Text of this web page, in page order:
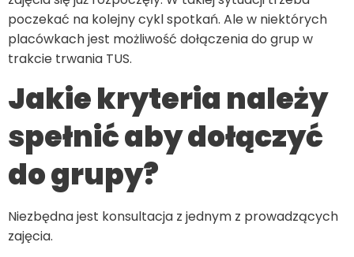
poczekać na kolejny cykl spotkań. Ale w niektórych
placówkach jest możliwość dołączenia do grup w
trakcie trwania TUS.
Jakie kryteria należy
spełnić aby dołączyć
do grupy?
Niezbędna jest konsultacja z jednym z prowadzących
zajęcia.